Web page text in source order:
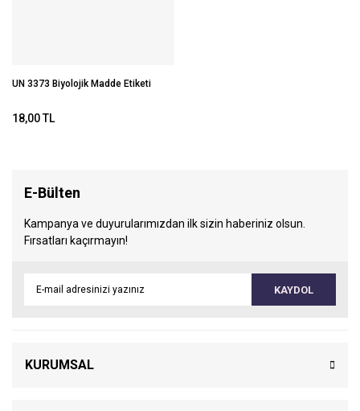
UN 3373 Biyolojik Madde Etiketi
18,00 TL
E-Bülten
Kampanya ve duyurularımızdan ilk sizin haberiniz olsun.
Fırsatları kaçırmayın!
KAYDOL
KURUMSAL